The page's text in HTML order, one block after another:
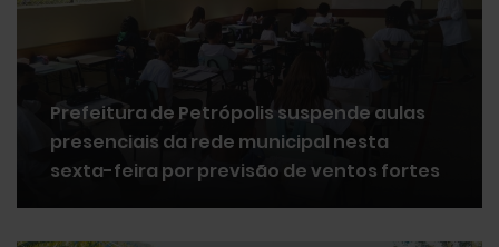
Prefeitura de Petrópolis suspende aulas
presenciais da rede municipal nesta
sexta-feira por previsão de ventos fortes